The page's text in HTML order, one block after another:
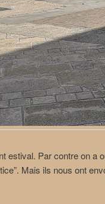
estival. Par contre on a
Mais ils nous ont